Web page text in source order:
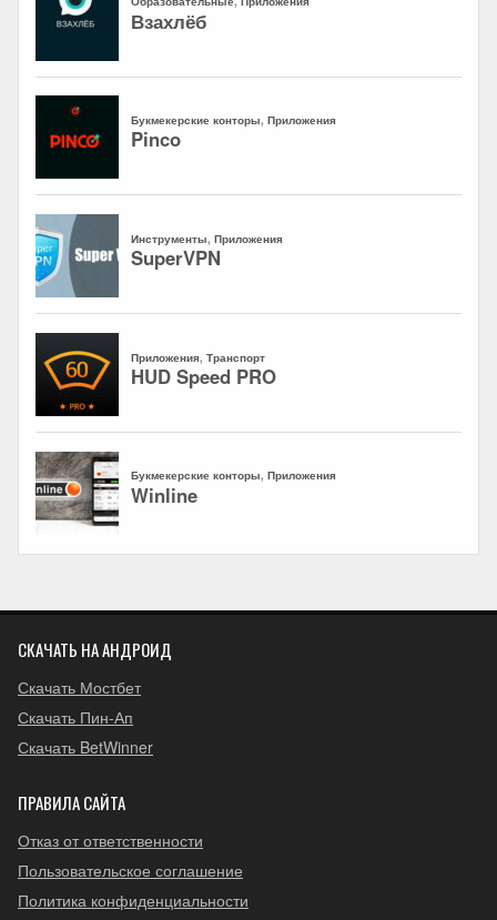
СКАЧАТЬ НА АНДРОИД
Скачать Мостбет
Скачать Пин-Ап
Скачать BetWinner
ПРАВИЛА САЙТА
Отказ от ответственности
Пользовательское соглашение
Политика конфиденциальности